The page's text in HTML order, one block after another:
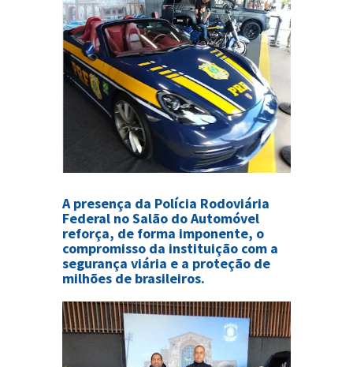
A presença da Polícia Rodoviária
Federal no Salão do Automóvel
reforça, de forma imponente, o
compromisso da instituição com a
segurança viária e a proteção de
milhões de brasileiros.